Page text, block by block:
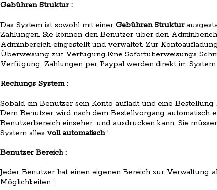
Gebühren Struktur :
Das System ist sowohl mit einer Gebühren Struktur
Zahlungen. Sie können den Benutzer über den
Adminbereich eingestellt und verwaltet. Zur
Überweisung zur Verfügung.Eine Sofortüberweisungs
Verfügung. Zahlungen per Paypal werden direkt im
Rechungs System :
Sobald ein Benutzer sein Konto auflädt und eine
Dem Benutzer wird nach dem Bestellvorgang automatisch
Benutzerbereich einsehen und ausdrucken kann. Sie
System alles voll automatisch!
Benutzer Bereich :
Jeder Benutzer hat einen eigenen Bereich zur Verwaltung
Möglichkeiten :